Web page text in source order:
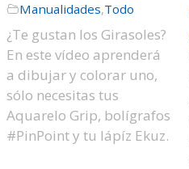
Manualidades,Todo
¿Te gustan los Girasoles?
En este vídeo aprenderá
a dibujar y colorar uno,
sólo necesitas tus
Aquarelo Grip, bolígrafos
#PinPoint y tu lápíz Ekuz.